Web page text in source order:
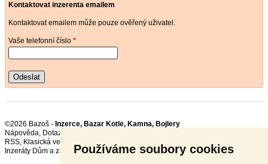
Používáme soubory cookies
Kontaktovat inzerenta emailem
Kontaktovat emailem může pouze ověřený uživatel.
Vaše telefonní číslo *
Odeslat
©2026 Bazoš - Inzerce, Bazar Kotle, Kamna, Bojlery
Nápověda, Dotazy
RSS,
Inzeráty Dům a zahrada celkem:124548 , za 24 hodin:3543